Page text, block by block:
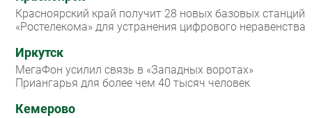
Красноярский край получит 28 новых базовых станций
«Ростелекома» для устранения цифрового неравенства
Иркутск
МегаФон усилил связь в «Западных воротах»
Приангарья для более чем 40 тысяч человек
Кемерово